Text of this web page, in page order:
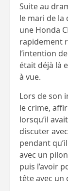
Suite au
le mari de la
une Honda
rapidement
l’intention
était déjà là
à vue.
Lors de son
le crime,
lorsqu’il
discuter
pendant
avec un
puis l’avoir
tête avec un